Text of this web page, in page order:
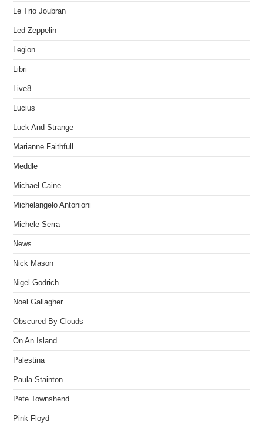
Le Trio Joubran
Led Zeppelin
Legion
Libri
Live8
Lucius
Luck And Strange
Marianne Faithfull
Meddle
Michael Caine
Michelangelo Antonioni
Michele Serra
News
Nick Mason
Nigel Godrich
Noel Gallagher
Obscured By Clouds
On An Island
Palestina
Paula Stainton
Pete Townshend
Pink Floyd